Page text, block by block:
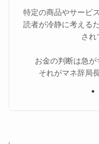
特定の商品やサービ
読者が冷静に考える
され
お金の判断は急が
それがマネ辞局